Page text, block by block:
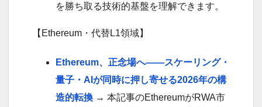
を勝ち取る技術的基盤を理解できます。
【Ethereum・代替L1領域】
Ethereum、正念場へ——スケーリング・
量子・AIが同時に押し寄せる2026年の構
造的転換 → 本記事のEthereumがRWA市